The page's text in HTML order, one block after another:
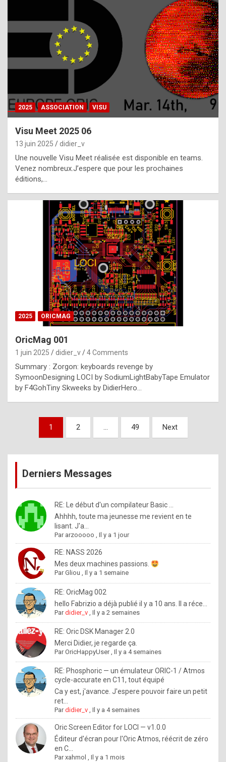
h
a
t
t
e
b
e
s
t
p
h
o
n
y
l
e
x
a
%
m
a
d
b
y
o
l
e
x
.
I
f
y
o
u
w
2025 ASSOCIATION VISU
Visu Meet 2025 06
13 juin 2025 didier_v
Une nouvelle Visu Meet réalisée est disponible en teams.
Venez nombreux.J’espere que pour les prochaines
éditions,…
2025 ORICMAG
OricMag 001
1 juin 2025 didier_v 4 Comments
Summary : Zorgon: keyboards revenge by
SymoonDesigning LOCI by SodiumLightBabyTape Emulator
by F4GohTiny Skweeks by DidierHero…
Pagination
publications
1 2 … 49 Next
Derniers Messages
RE: Le début d'un compilateur Basic ...
Ahhhh, toute ma jeunesse me revient en te
lisant. J'a...
Par arzooooo ,Il y a 1 jour
RE: NASS 2026
Mes deux machines passions.
ParGliou ,Il y a 1 semaine
RE: OricMag 002
hello Fabrizio a déjà publié il y a 10 ans. Il a réce...
Pardidier_v ,Il y a 2 semaines
RE: Oric DSK Manager 2.0
Merci Didier, je regarde ça.
ParOricHappyUser,Il y a 4 semaines
RE: Phosphoric — un émulateur ORIC-1 / Atmos
cycle-accurate en C11, tout équipé
Ca y est, j'avance. J'espere pouvoir faire un petit
ret...
Pardidier_v ,Il y a 4 semaines
Oric Screen Editor for LOCI — v1.0.0
Éditeur d'écran pour l'Oric Atmos, réécrit de zéro
en C...
Parxahmol ,Il y a 1 mois